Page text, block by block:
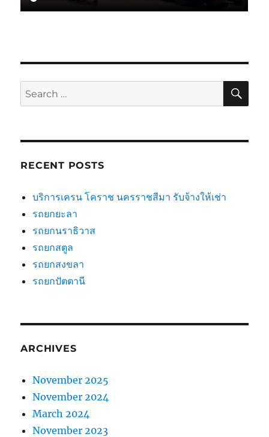
Search
for:
RECENT POSTS
บริการเครน โคราช นครราชสีมา รับจ้างให้เช่า
รถยกยะลา
รถยกนราธิวาส
รถยกสตูล
รถยกสงขลา
รถยกปัตตานี
ARCHIVES
November 2025
November 2024
March 2024
November 2023